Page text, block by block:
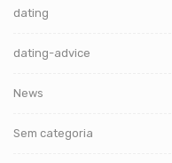
dating
dating-advice
News
Sem categoria